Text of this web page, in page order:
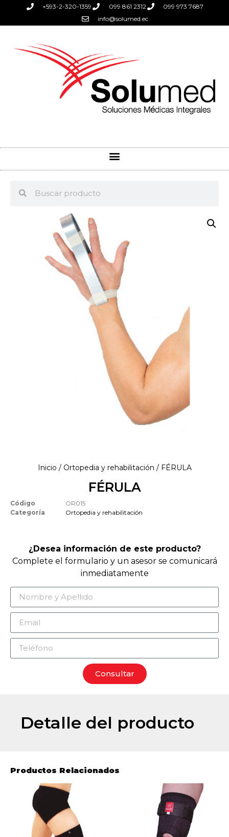
+593-2-320-1359 099 861 2312
099 973 7687
info@solumed.ec
Inicio / Ortopedia y rehabilitación / FÉRULA
FÉRULA
Código
OR015
Categoría
Ortopedia y rehabilitación
¿Desea información de este producto?
Complete el formulario y un asesor se comunicará
inmediatamente
Consultar
Detalle del producto
Productos Relacionados